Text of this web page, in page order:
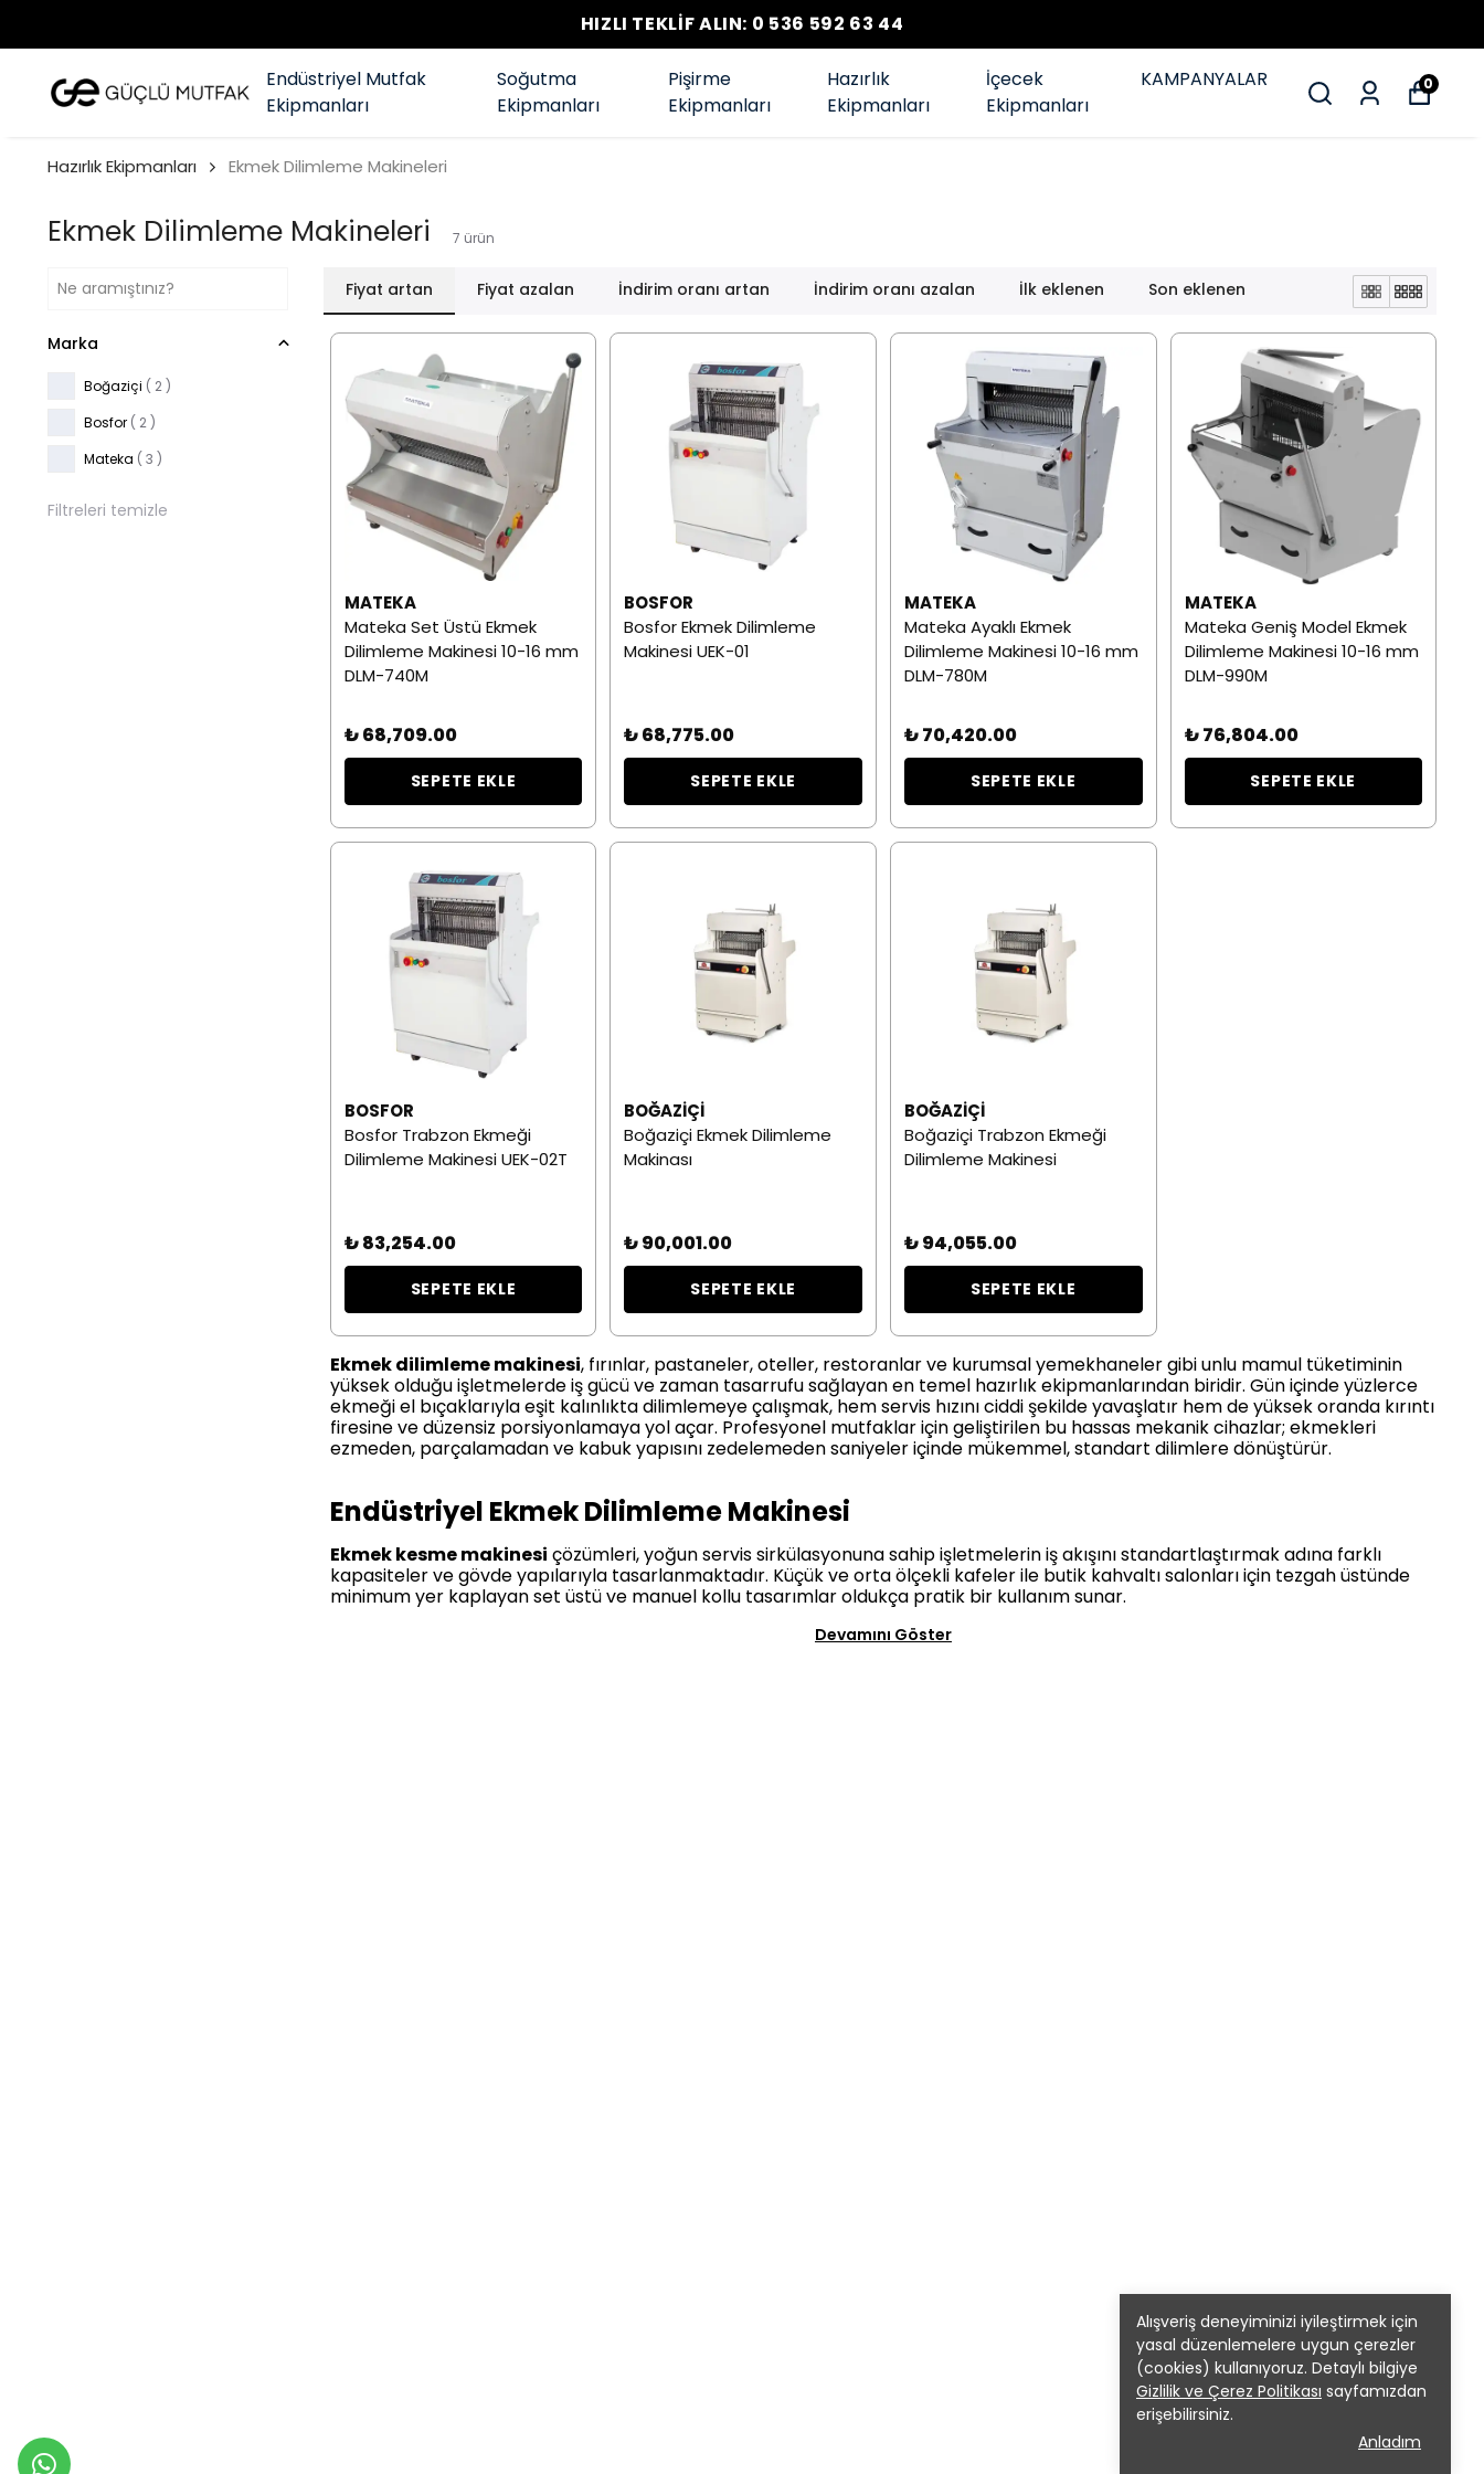
HIZLI TEKLİF ALIN: 0 536 592 63 44
Endüstriyel Mutfak
Ekipmanları
Soğutma
Ekipmanları
Pişirme
Ekipmanları
Hazırlık
Ekipmanları
İçecek
Ekipmanları
KAMPANYALAR 0
Alışveriş deneyiminizi iyileştirmek için
yasal düzenlemelere uygun çerezler
(cookies) kullanıyoruz. Detaylı bilgiye
Gizlilik ve Çerez Politikası sayfamızdan
erişebilirsiniz.
Anladım
Hazırlık Ekipmanları Ekmek Dilimleme Makineleri
Ekmek Dilimleme Makineleri 7 ürün
Fiyat artan Fiyat azalan İndirim oranı artan İndirim oranı azalan İlk eklenen Son eklenen
Marka
Boğaziçi ( 2 )
Bosfor ( 2 )
Mateka ( 3 )
Filtreleri temizle
MATEKA
Mateka Set Üstü Ekmek
Dilimleme Makinesi 10-16 mm
DLM-740M
₺ 68,709.00
SEPETE EKLE
BOSFOR
Bosfor Ekmek Dilimleme
Makinesi UEK-01
₺ 68,775.00
SEPETE EKLE
MATEKA
Mateka Ayaklı Ekmek
Dilimleme Makinesi 10-16 mm
DLM-780M
₺ 70,420.00
SEPETE EKLE
MATEKA
Mateka Geniş Model Ekmek
Dilimleme Makinesi 10-16 mm
DLM-990M
₺ 76,804.00
SEPETE EKLE
BOSFOR
Bosfor Trabzon Ekmeği
Dilimleme Makinesi UEK-02T
₺ 83,254.00
SEPETE EKLE
BOĞAZIÇI
Boğaziçi Ekmek Dilimleme
Makinası
₺ 90,001.00
SEPETE EKLE
BOĞAZIÇI
Boğaziçi Trabzon Ekmeği
Dilimleme Makinesi
₺ 94,055.00
SEPETE EKLE
Ekmek dilimleme makinesi, fırınlar, pastaneler, oteller, restoranlar ve kurumsal yemekhaneler gibi unlu mamul tüketiminin
yüksek olduğu işletmelerde iş gücü ve zaman tasarrufu sağlayan en temel hazırlık ekipmanlarından biridir. Gün içinde yüzlerce
ekmeği el bıçaklarıyla eşit kalınlıkta dilimlemeye çalışmak, hem servis hızını ciddi şekilde yavaşlatır hem de yüksek oranda kırıntı
firesine ve düzensiz porsiyonlamaya yol açar. Profesyonel mutfaklar için geliştirilen bu hassas mekanik cihazlar; ekmekleri
ezmeden, parçalamadan ve kabuk yapısını zedelemeden saniyeler içinde mükemmel, standart dilimlere dönüştürür.
Endüstriyel Ekmek Dilimleme Makinesi
Ekmek kesme makinesi çözümleri, yoğun servis sirkülasyonuna sahip işletmelerin iş akışını standartlaştırmak adına farklı
kapasiteler ve gövde yapılarıyla tasarlanmaktadır. Küçük ve orta ölçekli kafeler ile butik kahvaltı salonları için tezgah üstünde
minimum yer kaplayan set üstü ve manuel kollu tasarımlar oldukça pratik bir kullanım sunar.
Devamını Göster